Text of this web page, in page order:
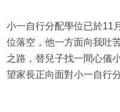
小一自行分配學位已於11
位落空，他一方面向我吐
之路，替兒子找一間心儀
望家長正向面對小一自行